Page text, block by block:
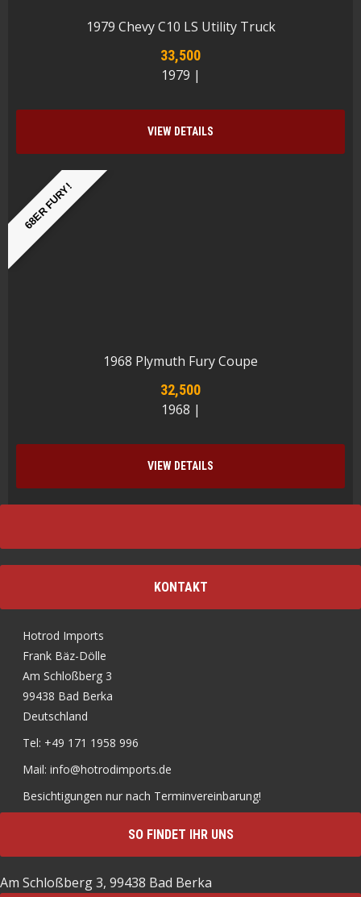
1979 Chevy C10 LS Utility Truck
33,500
1979 |
VIEW DETAILS
68ER FURY!
1968 Plymuth Fury Coupe
32,500
1968 |
VIEW DETAILS
KONTAKT
Hotrod Imports
Frank Bäz-Dölle
Am Schloßberg 3
99438 Bad Berka
Deutschland
Tel: +49 171 1958 996
Mail: info@hotrodimports.de
Besichtigungen nur nach Terminvereinbarung!
SO FINDET IHR UNS
Am Schloßberg 3, 99438 Bad Berka